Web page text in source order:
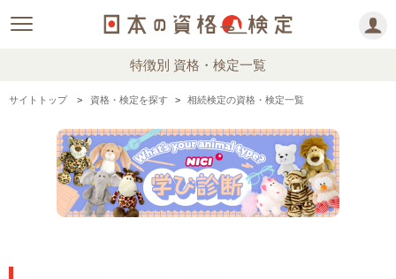
特徴別 資格・検定一覧
サイトトップ 資格・検定を探す 相続検定の資格・検定一覧